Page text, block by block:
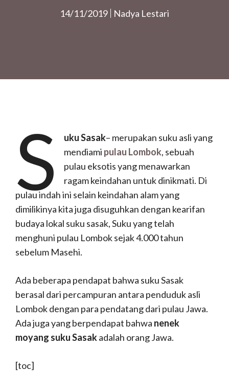
14/11/2019 Nadya Lestari
S uku Sasak– merupakan suku asli yang
mendiami pulau Lombok, sebuah
pulau eksotis yang menawarkan
ragam keindahan untuk dinikmati. Di
pulau indah ini selain keindahan alam yang
dimilikinya kita juga disuguhkan dengan kearifan
budaya lokal suku sasak, Suku yang telah
menghuni pulau Lombok sejak 4.000 tahun
sebelum Masehi.
Ada beberapa pendapat bahwa suku Sasak
berasal dari percampuran antara penduduk asli
Lombok dengan para pendatang dari pulau Jawa.
Ada juga yang berpendapat bahwa nenek
moyang suku Sasakadalah orang Jawa.
[toc]